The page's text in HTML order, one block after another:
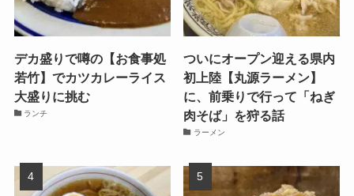
デカ盛りで噂の【お食事処
若竹】でカツカレーライス
大盛りに挑む
ランチ
ついにオープン迎える県内
初上陸【丸源ラーメン】
に、前乗りで行って「ねぎ
肉そば」を狩る話
ラーメン